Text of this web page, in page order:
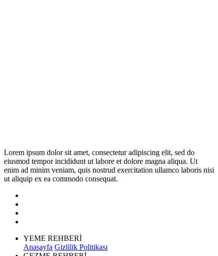
Lorem ipsum dolor sit amet, consectetur adipiscing elit, sed do
eiusmod tempor incididunt ut labore et dolore magna aliqua. Ut
enim ad minim veniam, quis nostrud exercitation ullamco laboris nisi
ut aliquip ex ea commodo consequat.
YEME REHBERİ
Anasayfa Gizlilik Politikası